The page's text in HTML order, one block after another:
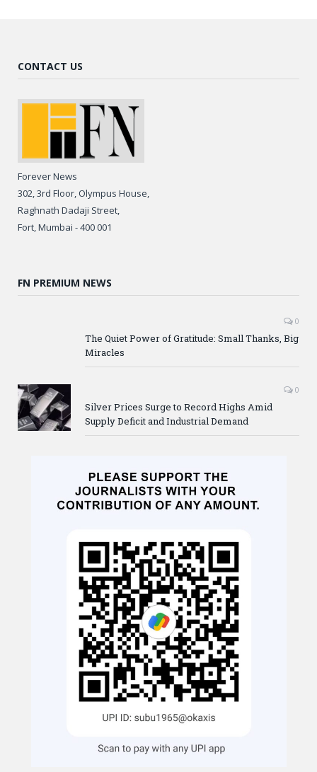
CONTACT US
Forever News
302, 3rd Floor, Olympus House,
Raghnath Dadaji Street,
Fort, Mumbai - 400 001
FN PREMIUM NEWS
0
The Quiet Power of Gratitude: Small Thanks, Big
Miracles
0
Silver Prices Surge to Record Highs Amid
Supply Deficit and Industrial Demand